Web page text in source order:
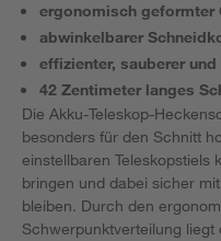
ergonomisch geformter
abwinkelbarer
effizienter, sauberer
42 Zentimeter langes
Die Akku-Teleskop-
besonders für den Schnitt
einstellbaren Teleskopstiels
bringen und dabei sicher
bleiben. Durch den
Schwerpunktverteilung